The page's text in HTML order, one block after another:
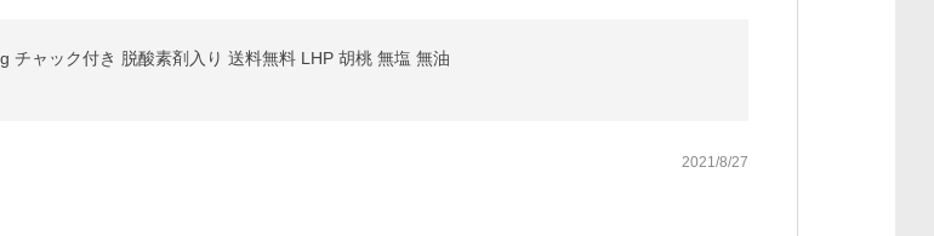
ャック付き 脱酸素剤入り 送料無料 LHP 胡桃 無塩 無油
2021/8/27